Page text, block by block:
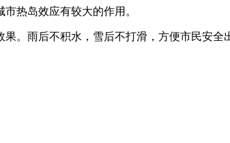
热岛效应有较大的作用。
。雨后不积水，雪后不打滑，方便市民安全